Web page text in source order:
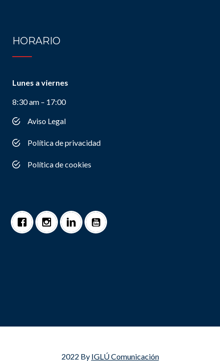
HORARIO
Lunes a viernes
8:30 am – 17:00
Aviso Legal
Política de privacidad
Política de cookies
2022 By IGLÚ Comunicación